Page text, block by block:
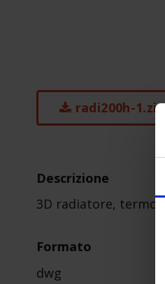
radi200h-1.zip
Descrizione
3D radiatore,
Formato
dwg